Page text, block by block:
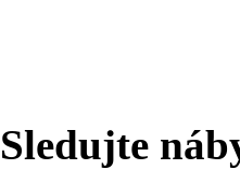
Sledujte